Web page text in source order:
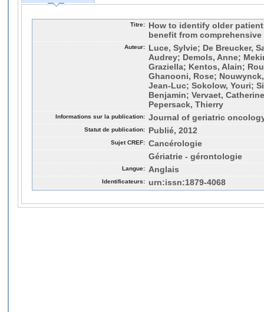
Titre:
How to identify older
benefit from
Auteur:
Luce, Sylvie; De Breucker,
Audrey; Demols, Anne;
Graziella; Kentos, Alain;
Ghanooni, Rose;
Jean-Luc; Sokolow, Youri;
Benjamin; Vervaet,
Pepersack, Thierry
Informations sur la publication: Journal of geriatric
Statut de publication: Publié, 2012
Sujet CREF: Cancérologie
Gériatrie - gérontologie
Langue: Anglais
Identificateurs: urn:issn:1879-4068